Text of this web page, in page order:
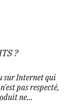
?
sur Internet qui
pas respecté,
ne...